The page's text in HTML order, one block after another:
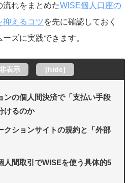
流れをまとめたWISE個人口座の
抑えるコツを先に確認しておく
ズに実践できます。
表示 [hide]
ンの個人間決済で「支払い手段
けるのか
クションサイトの規約と「外部
人間取引でWISEを使う具体的5